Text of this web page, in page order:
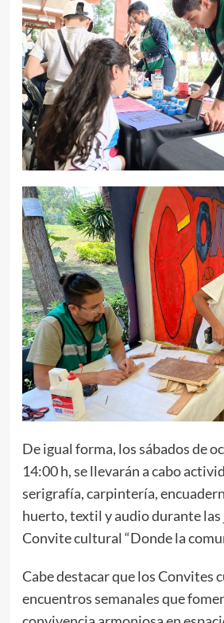
De igual forma, los sábados de
14:00 h, se llevarán a cabo
serigrafía, carpintería,
huerto, textil y audio durante las
Convite cultural “Donde la
Cabe destacar que los Convites
encuentros semanales que